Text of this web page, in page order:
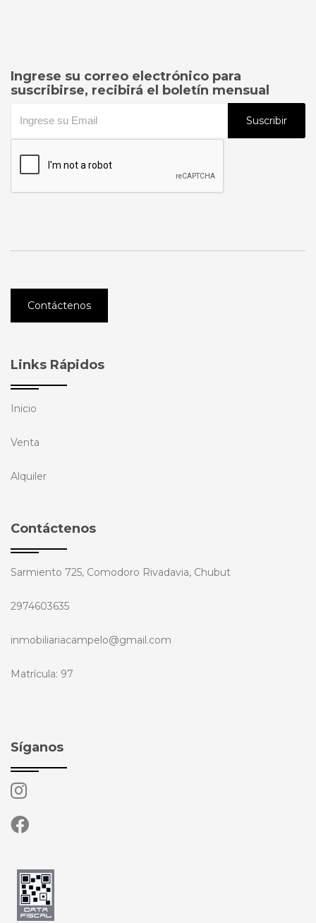
Ingrese su correo electrónico para
suscribirse, recibirá el boletín mensual
Suscribir
Contáctenos
Links Rápidos
Inicio
Venta
Alquiler
Contáctenos
Sarmiento 725, Comodoro Rivadavia, Chubut
2974603635
inmobiliariacampelo@gmail.com
Matrícula: 97
Síganos